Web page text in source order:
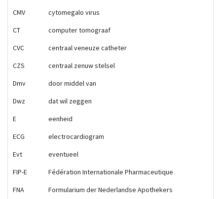
CMV
cytomegalo virus
CT
computer tomograaf
CVC
centraal veneuze catheter
CZS
centraal zenuw stelsel
Dmv
door middel van
Dwz
dat wil zeggen
E
eenheid
ECG
electrocardiogram
Evt
eventueel
FIP-E
Fédération Internationale Pharmaceutique
FNA
Formularium der Nederlandse Apothekers